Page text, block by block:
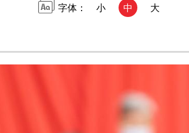
字体： 小 中 大